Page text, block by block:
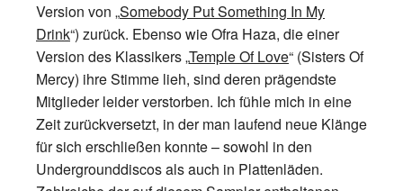
Version von „Somebody Put Something In My
Drink“) zurück. Ebenso wie Ofra Haza, die einer
Version des Klassikers „Temple Of Love“ (Sisters Of
Mercy) ihre Stimme lieh, sind deren prägendste
Mitglieder leider verstorben. Ich fühle mich in eine
Zeit zurückversetzt, in der man laufend neue Klänge
für sich erschließen konnte – sowohl in den
Undergrounddiscos als auch in Plattenläden.